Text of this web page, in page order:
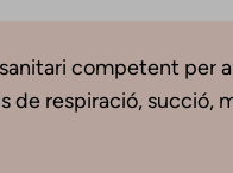
competent per
de respiració, succió,